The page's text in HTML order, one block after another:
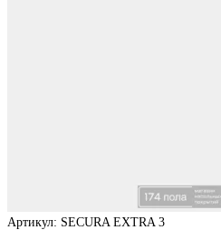
Артикул: SECURA EXTRA 3